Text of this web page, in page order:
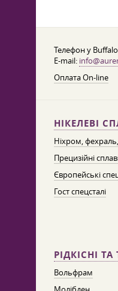
Телефон у
E-mail:
Оплата On-line
НІКЕЛЕВІ
Ніхром,
Прецизійні
Європейські
Гост спецсталі
РІДКІСНІ
Вольфрам